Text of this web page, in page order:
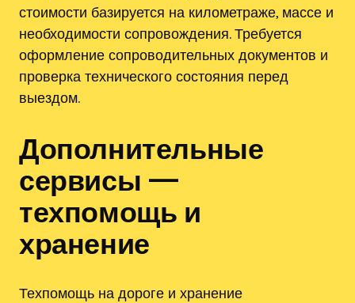
стоимости базируется на километраже, массе и
необходимости сопровождения. Требуется
оформление сопроводительных документов и
проверка технического состояния перед
выездом.
Дополнительные
сервисы —
техпомощь и
хранение
Техпомощь на дороге и хранение